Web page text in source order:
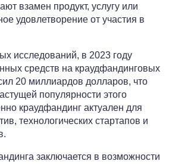
взамен продукт, услугу или
удовлетворение от участия в
исследований, в 2023 году
средств на краудфандинговых
20 миллиардов долларов, что
популярности этого
краудфандинг актуален для
технологических стартапов и
заключается в возможности